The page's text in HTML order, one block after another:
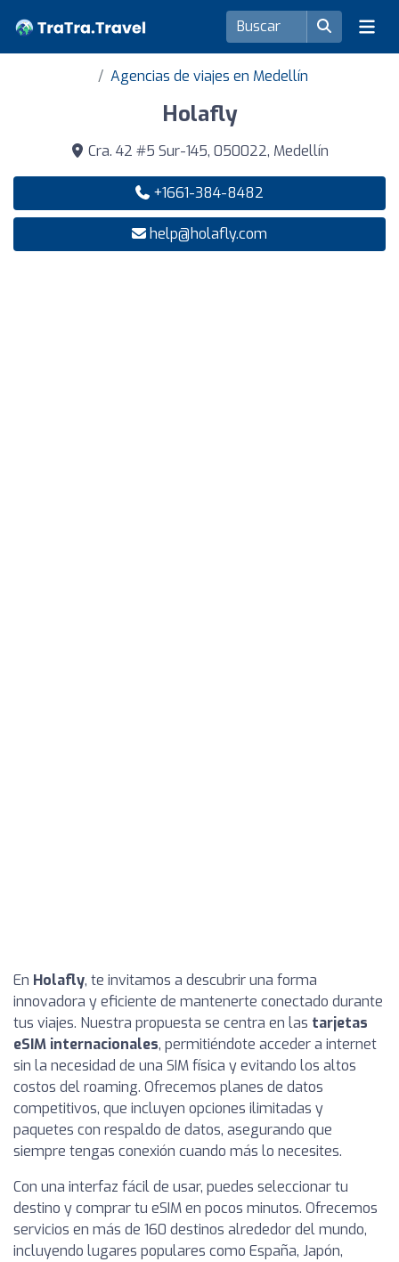
Agencias de viajes en Medellín
Holafly
Cra. 42 #5 Sur-145, 050022, Medellín
+1661-384-8482
help@holafly.com
En Holafly, te invitamos a descubrir una forma
innovadora y eficiente de mantenerte conectado durante
tus viajes. Nuestra propuesta se centra en las tarjetas
eSIM internacionales, permitiéndote acceder a internet
sin la necesidad de una SIM física y evitando los altos
costos del roaming. Ofrecemos planes de datos
competitivos, que incluyen opciones ilimitadas y
paquetes con respaldo de datos, asegurando que
siempre tengas conexión cuando más lo necesites.
Con una interfaz fácil de usar, puedes seleccionar tu
destino y comprar tu eSIM en pocos minutos. Ofrecemos
servicios en más de 160 destinos alrededor del mundo,
incluyendo lugares populares como España, Japón,